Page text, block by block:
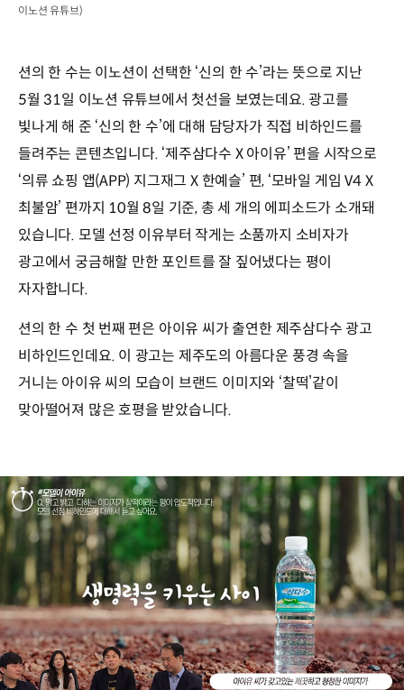
이노션 유튜브)
션의 한 수는 이노션이 선택한 ‘신의 한 수’라는 뜻으로 지난
5월 31일 이노션 유튜브에서 첫선을 보였는데요. 광고를
빛나게 해 준 ‘신의 한 수’에 대해 담당자가 직접 비하인드를
들려주는 콘텐츠입니다. ‘제주삼다수 X 아이유’ 편을 시작으로
‘의류 쇼핑 앱(APP) 지그재그 X 한예슬’ 편, ‘모바일 게임 V4 X
최불암’ 편까지 10월 8일 기준, 총 세 개의 에피소드가 소개돼
있습니다. 모델 선정 이유부터 작게는 소품까지 소비자가
광고에서 궁금해할 만한 포인트를 잘 짚어냈다는 평이
자자합니다.
션의 한 수 첫 번째 편은 아이유 씨가 출연한 제주삼다수 광고
비하인드인데요. 이 광고는 제주도의 아름다운 풍경 속을
거니는 아이유 씨의 모습이 브랜드 이미지와 ‘찰떡’같이
맞아떨어져 많은 호평을 받았습니다.